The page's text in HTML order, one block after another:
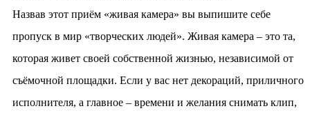
Назвав этот приём «живая камера» вы выпишите себе
пропуск в мир «творческих людей». Живая камера – это та,
которая живет своей собственной жизнью, независимой от
съёмочной площадки. Если у вас нет декораций, приличного
исполнителя, а главное – времени и желания снимать клип,